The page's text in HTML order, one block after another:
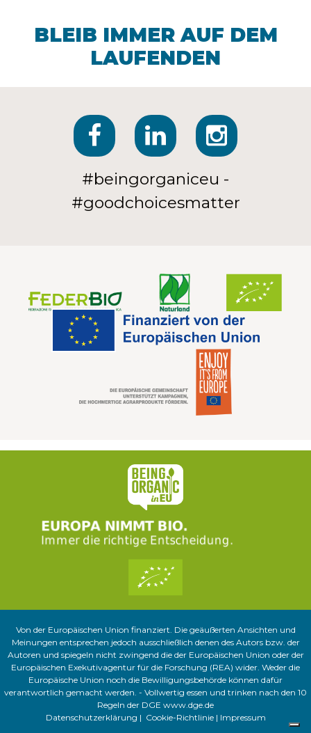
BLEIB IMMER AUF DEM
LAUFENDEN
#beingorganiceu -
#goodchoicesmatter
Von der Europäischen Union finanziert. Die geäußerten Ansichten und
Meinungen entsprechen jedoch ausschließlich denen des Autors bzw. der
Autoren und spiegeln nicht zwingend die der Europäischen Union oder der
Europäischen Exekutivagentur für die Forschung (REA) wider. Weder die
Europäische Union noch die Bewilligungsbehörde können dafür
verantwortlich gemacht werden. - Vollwertig essen und trinken nach den 10
Regeln der DGE www.dge.de
Datenschutzerklärung | Cookie-Richtlinie| Impressum